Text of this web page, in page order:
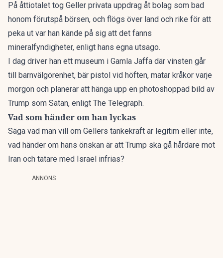
På åttiotalet tog Geller privata uppdrag åt bolag som bad
honom förutspå börsen, och flögs över land och rike för att
peka ut var han kände på sig att det fanns
mineralfyndigheter, enligt hans egna utsago.
I dag driver han ett museum i Gamla Jaffa där vinsten går
till barnvälgörenhet, bär pistol vid höften, matar kråkor varje
morgon och planerar att hänga upp en photoshoppad bild av
Trump som Satan, enligt The Telegraph.
Vad som händer om han lyckas
Säga vad man vill om Gellers tankekraft är legitim eller inte,
vad händer om hans önskan är att Trump ska gå hårdare mot
Iran och tätare med Israel infrias?
ANNONS